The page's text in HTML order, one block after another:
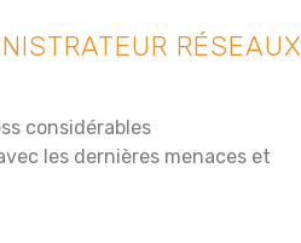
RÉSEAUX
considérables
les dernières menaces et